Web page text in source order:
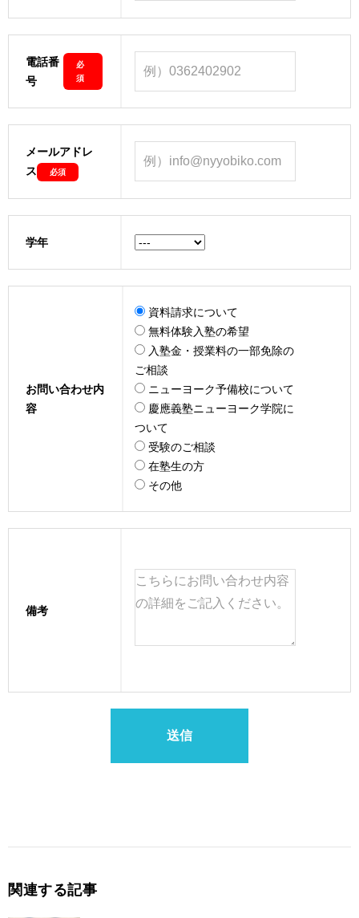
電話番
号
必
須
メールアドレ
ス
必須
学年
お問い合わせ内
容
資料請求について
無料体験入塾の希望
入塾金・授業料の一部免除の
ご相談
ニューヨーク予備校について
慶應義塾ニューヨーク学院に
ついて
受験のご相談
在塾生の方
その他
備考
関連する記事